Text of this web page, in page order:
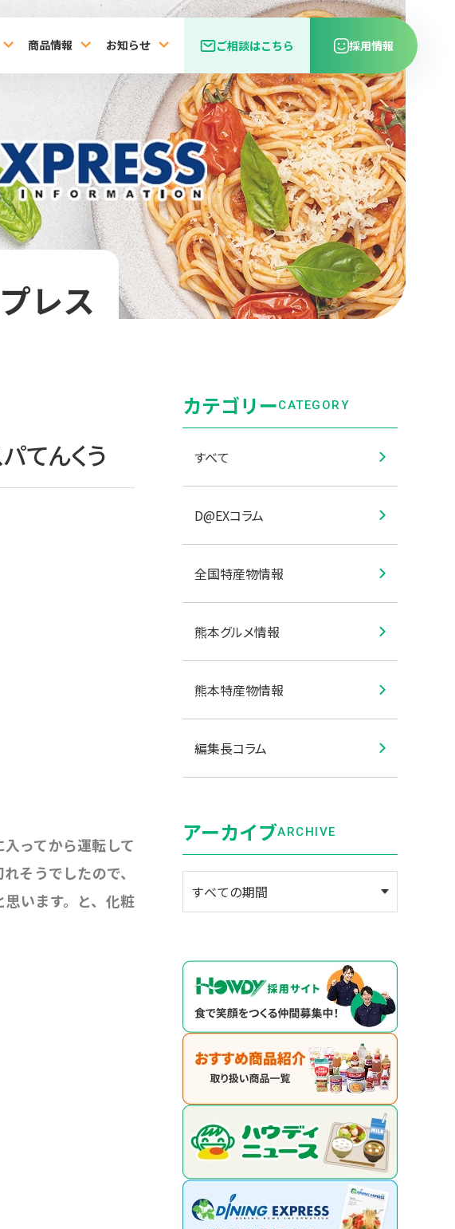
商品情報 お知らせ ご相談はこちら 採用情報
レス
てんくう
ってから運転して
そうでしたので、
います。と、化粧
カテゴリーCATEGORY
すべて
D@EXコラム
全国特産物情報
熊本グルメ情報
熊本特産物情報
編集長コラム
アーカイブARCHIVE